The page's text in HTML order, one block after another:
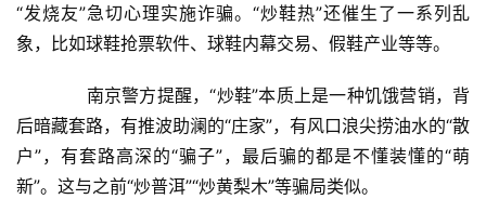
济
金
互
联
网
“发烧友”急切心理实施诈骗。“炒鞋热”还催生了一系列乱
象，比如球鞋抢票软件、球鞋内幕交易、假鞋产业等等。
南京警方提醒，“炒鞋”本质上是一种饥饿营销，背
后暗藏套路，有推波助澜的“庄家”，有风口浪尖捞油水的“散
户”，有套路高深的“骗子”，最后骗的都是不懂装懂的“萌
新”。这与之前“炒普洱”“炒黄梨木”等骗局类似。